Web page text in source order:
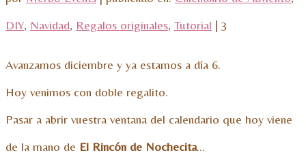
DIY, Navidad, Regalos originales, Tutorial | 3
Avanzamos diciembre y ya estamos a día 6.
Hoy venimos con doble regalito.
Pasar a abrir vuestra ventana del calendario que hoy viene
de la mano de El Rincón de Nochecita…